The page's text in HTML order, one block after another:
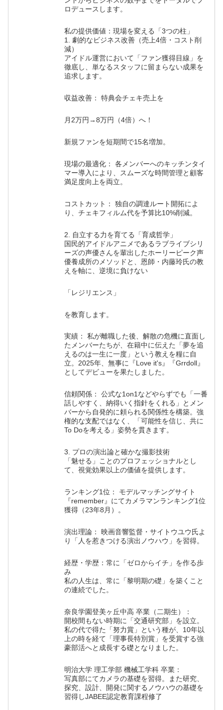
ロデュースします。
私の提供価値：現場を変える「3つの柱」
1. 劇的なビジネス改善（売上4倍・コスト削
減）
アイドル運営において「ファン獲得目線」を
徹底し、単なるスタッフに留まらない成果を
追求します。
収益改善： 特典会チェキ売上を
月2万円→8万円（4倍）へ！
新規ファンを短期間で15名増加。
現場の最適化： 各メンバーへのキッチンタイ
マー導入により、スムーズな時間管理と顧客
満足度向上を両立。
コストカット： 独自の調達ルート開拓によ
り、チェキフィルム代を予算比10%削減。
2. 自立する力を育てる「育成哲学」
国民的アイドルアニメであるラブライブシリ
ーズの声優さんを輩出したホーリーピーク声
優養成所のメソッドと、恩師・内藤玲氏の教
えを軸に、逆境に負けない
「レジリエンス」
を教育します。
実績： 私が離職した後、解散の危機に直面し
たメンバーたちが、在籍中に伝えた「夢を追
えるのは一生に一度」という教えを糧に自
立。2025年、無事に『Love it's』『Grrdoll』
としてデビューを果たしました。
信頼関係： 公式な1on1などやらずでも「一番
話しやすく、納得いく指針をくれる」とメン
バーから自発的に頼られる関係性を構築。強
権的な支配ではなく、「可能性を信じ、共に
To Doを考える」姿勢を貫きます。
3. プロの演出論と確かな撮影技術
「魅せる」ことのプロフェッショナルとし
て、視覚効果以上の価値を提供します。
ランキング1位： モデルマッチングサイト
『remember』にてカメラマンランキング1位
獲得（23年8月）。
演出理論： 映画音響監督・サイトウユウ氏よ
り「人を惹きつける演出ノウハウ」を習得。
経歴・学歴：常に「ゼロからイチ」を作る歩
み
私の人生は、常に「黎明期の礎」を築くこと
の連続でした。
奈良学園登美ヶ丘中高 卒業（二期生）：
開校間もない時期に「交通研究部」を設立。
私の代で得た「努力賞」という種が、10年以
上の時を経て「理事長特別賞」を受賞する強
豪部活へと成長する礎となりました。
明治大学 理工学部 機械工学科 卒業：
写真部にてカメラの基礎を習得。また研究、
探究、設計、開発に関するノウハウの基礎を
習得しJABEE認定教育課程修了